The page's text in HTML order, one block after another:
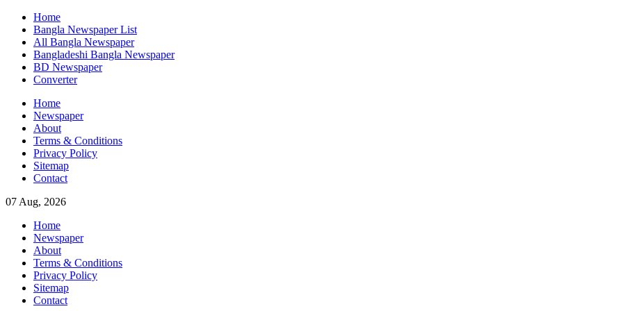
Skip
content
Home
Bangla Newspaper List
All Bangla Newspaper
Bangladeshi Bangla Newspaper
BD Newspaper
Converter
Home
Newspaper
About
Terms & Conditions
Privacy Policy
Sitemap
Contact
07 Aug, 2026
Home
Newspaper
About
Terms & Conditions
Privacy Policy
Sitemap
Contact